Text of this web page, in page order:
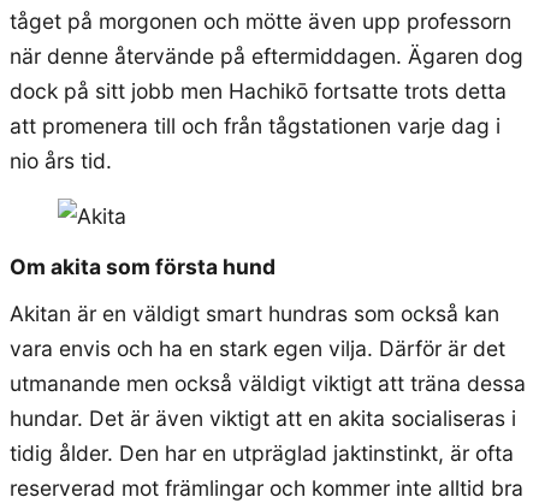
tåget på morgonen och mötte även upp professorn
när denne återvände på eftermiddagen. Ägaren dog
dock på sitt jobb men Hachikō fortsatte trots detta
att promenera till och från tågstationen varje dag i
nio års tid.
Om akita som första hund
Akitan är en väldigt smart hundras som också kan
vara envis och ha en stark egen vilja. Därför är det
utmanande men också väldigt viktigt att träna dessa
hundar. Det är även viktigt att en akita socialiseras i
tidig ålder. Den har en utpräglad jaktinstinkt, är ofta
reserverad mot främlingar och kommer inte alltid bra